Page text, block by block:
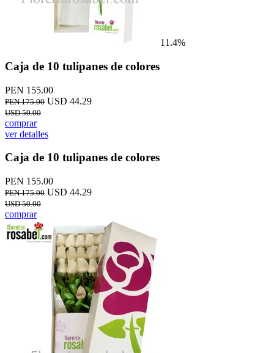
11.4%
Caja de 10 tulipanes de colores
PEN 155.00
PEN 175.00 USD 44.29
USD 50.00
comprar
ver detalles
Caja de 10 tulipanes de colores
PEN 155.00
PEN 175.00 USD 44.29
USD 50.00
comprar